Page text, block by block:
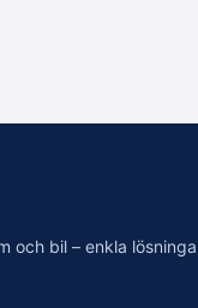
och bil – enkla